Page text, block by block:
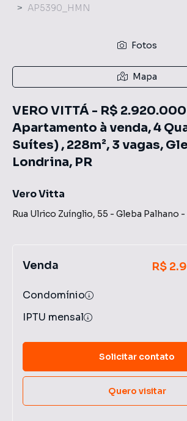
AP5390_HMN
Fotos
Mapa
VERO VITTÁ - R$ 2.920.000
Apartamento à venda, 4
Suítes) , 228m², 3 vagas,
Londrina, PR
Vero Vitta
Rua Ulrico Zuínglio, 55 - Gleba Palhano -
Venda R$
Condomínio
IPTU mensal
Solicitar contato
Quero visitar